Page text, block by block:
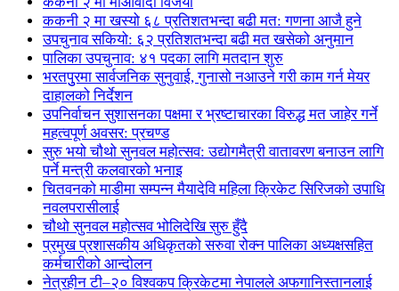
ककनी २ मा खस्यो ६८ प्रतिशतभन्दा बढी मत: गणना आजै हुने
उपचुनाव सकियो: ६२ प्रतिशतभन्दा बढी मत खसेको अनुमान
पालिका उपचुनाव: ४१ पदका लागि मतदान शुरु
भरतपुुरमा सार्वजनिक सुनुवाई, गुनासो नआउने गरी काम गर्न मेयर
दाहालको निर्देशन
उपनिर्वाचन सुशासनका पक्षमा र भ्रष्टाचारका विरुद्ध मत जाहेर गर्ने
महत्वपूर्ण अवसर: प्रचण्ड
सुरु भयो चौथो सुनवल महोत्सव: उद्योगमैत्री वातावरण बनाउन लागि
पर्ने मन्त्री कलवारको भनाइ
चितवनको माडीमा सम्पन्न मैयादेवि महिला क्रिकेट सिरिजको उपाधि
नवलपरासीलाई
चौथो सुनवल महोत्सव भोलिदेखि सुरु हुँदै
प्रमुख प्रशासकीय अधिकृतको सरुवा रोक्न पालिका अध्यक्षसहित
कर्मचारीको आन्दोलन
नेत्रहीन टी–२० विश्वकप क्रिकेटमा नेपालले अफगानिस्तानलाई